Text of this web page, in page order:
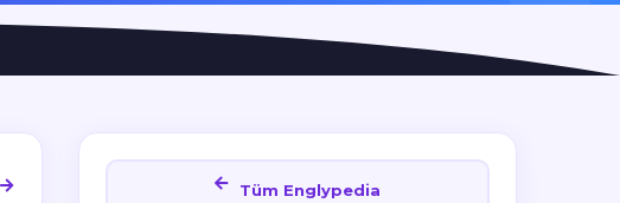
Tüm Englypedia